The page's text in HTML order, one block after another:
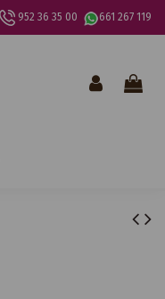
952 36 35 00 661 267 119